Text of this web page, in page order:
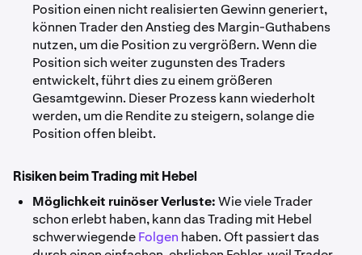
Position einen nicht realisierten Gewinn generiert,
können Trader den Anstieg des Margin-Guthabens
nutzen, um die Position zu vergrößern. Wenn die
Position sich weiter zugunsten des Traders
entwickelt, führt dies zu einem größeren
Gesamtgewinn. Dieser Prozess kann wiederholt
werden, um die Rendite zu steigern, solange die
Position offen bleibt.
Risiken beim Trading mit Hebel
Möglichkeit ruinöser Verluste:Wie viele Trader
schon erlebt haben, kann das Trading mit Hebel
schwerwiegendeFolgen haben. Oft passiert das